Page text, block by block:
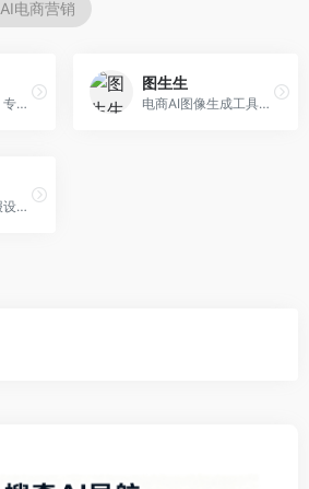
AI电商营销
AI虚拟试衣工具，专注于服装电商体验。面向服装电商，提供虚拟试穿、尺码推荐、穿搭建议等服务，试衣体验真实。
图生生
电商AI图像生成工具，专注于商品图创作。面向电商卖家，提供商品图生成、背景替换、批量处理等服务，商品图质量高。
AI图片美化及海报设计平台，专注于电商视觉设计。面向电商卖家，提供图片美化、海报设计、营销素材等服务，设计效率高。